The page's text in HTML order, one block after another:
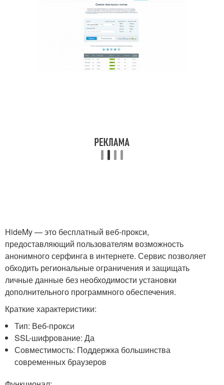
HideMy — это бесплатный веб-прокси,
предоставляющий пользователям возможность
анонимного серфинга в интернете. Сервис позволяет
обходить региональные ограничения и защищать
личные данные без необходимости установки
дополнительного программного обеспечения.
Краткие характеристики:
Тип: Веб-прокси
SSL-шифрование: Да
Совместимость: Поддержка большинства
современных браузеров